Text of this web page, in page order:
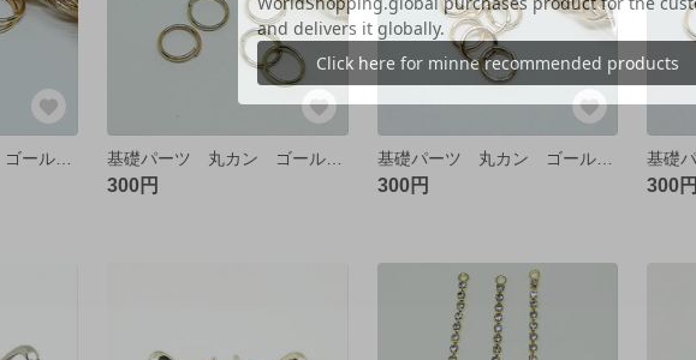
基礎パーツ 丸カン ゴールド 6㎜【50個】
300円
基礎パーツ 丸カン ゴールド 5㎜【50個】
300円 300円